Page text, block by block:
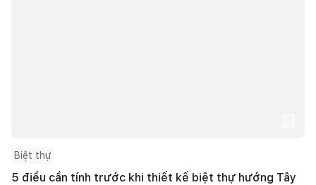
Biệt thự
5 điều cần tính trước khi thiết kế biệt thự hướng Tây